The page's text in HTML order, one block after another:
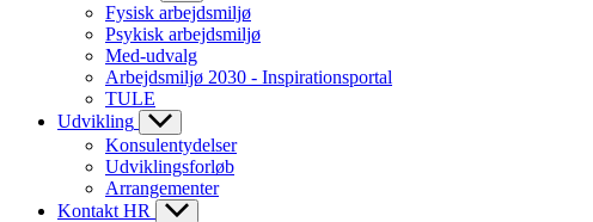
Fysisk arbejdsmiljø
Psykisk arbejdsmiljø
Med-udvalg
Arbejdsmiljø 2030 - Inspirationsportal
TULE
Udvikling
Konsulentydelser
Udviklingsforløb
Arrangementer
Kontakt HR